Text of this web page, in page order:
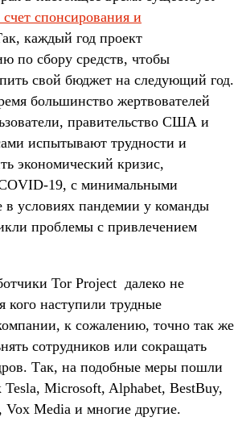
счет спонсирования и
каждый год проект
по сбору средств, чтобы
свой бюджет на следующий год.
большинство жертвователей
правительство США и
испытывают трудности и
экономический кризис,
19, с минимальными
в условиях пандемии у команды
проблемы с привлечением
Tor Project далеко не
кого наступили трудные
к сожалению, точно так же
сотрудников или сокращать
Так, на подобные меры пошли
Tesla, Microsoft, Alphabet, BestBuy,
Vox Media и многие другие.